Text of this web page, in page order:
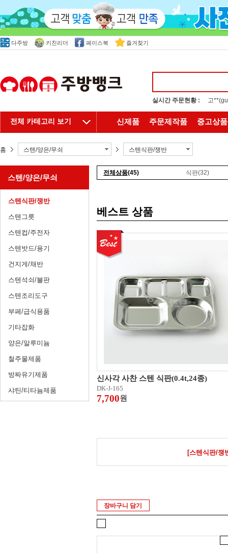
다주방 키친리더 페이스북 즐겨찾기
실시간 주문현황 : 홍
신제품 주문제작품 중고상품
전체 카테고리 보기
홈 스텐/양은/무쇠 스텐식판/쟁반
스텐/양은/무쇠
스텐식판/쟁반
스텐그릇
스텐컵/주전자
스텐밧드/용기
건지게/채반
스텐석쇠/불판
스텐조리도구
부페/급식용품
기타잡화
양은/알루미늄
철주물제품
방짜유기제품
샤틴/티타늄제품
전체상품(45) 식판(32)
베스트 상품
신사각 사찬 스텐 식판(0.4t,24종)
DK-J-165
7,700원
[스텐식판/쟁
장바구니 담기